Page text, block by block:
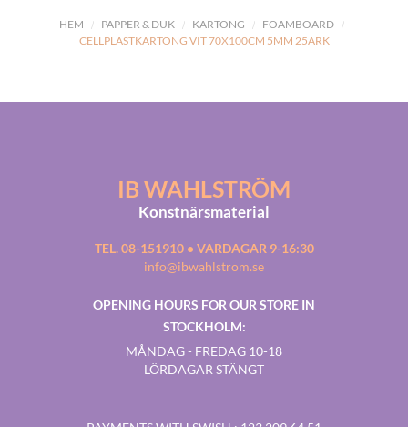
HEM PAPPER & DUK KARTONG
FOAMBOARD
CELLPLASTKARTONG VIT 70X100CM 5MM 25ARK
IB WAHLSTRÖM
Konstnärsmaterial
TEL. 08-151910 • VARDAGAR 9-16:30
info@ibwahlstrom.se
OPENING HOURS FOR OUR STORE IN
STOCKHOLM:
MÅNDAG - FREDAG 10-18
LÖRDAGAR STÄNGT